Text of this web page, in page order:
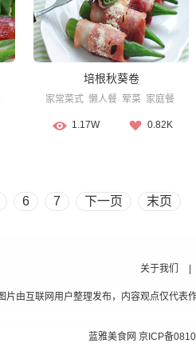
培根秋葵卷
家常菜式 懒人餐 荤菜 家庭餐
1.17W 0.82K
6 7 下一页 末页
关于我们
由互联网用户整理发布，内容观点仅代
蓝雅美食网 京ICP备